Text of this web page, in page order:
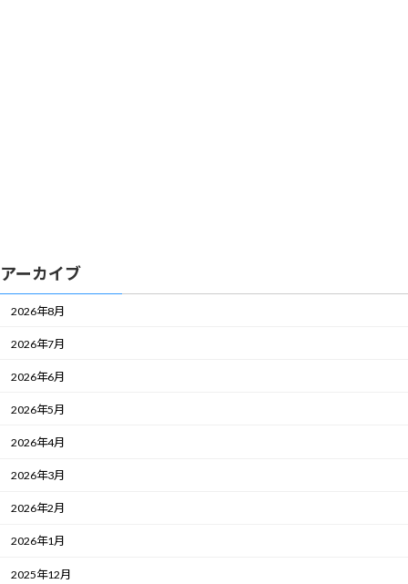
アーカイブ
2026年8月
2026年7月
2026年6月
2026年5月
2026年4月
2026年3月
2026年2月
2026年1月
2025年12月